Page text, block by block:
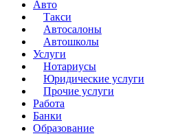
Авто
Такси
Автосалоны
Автошколы
Услуги
Нотариусы
Юридические услуги
Прочие услуги
Работа
Банки
Образование